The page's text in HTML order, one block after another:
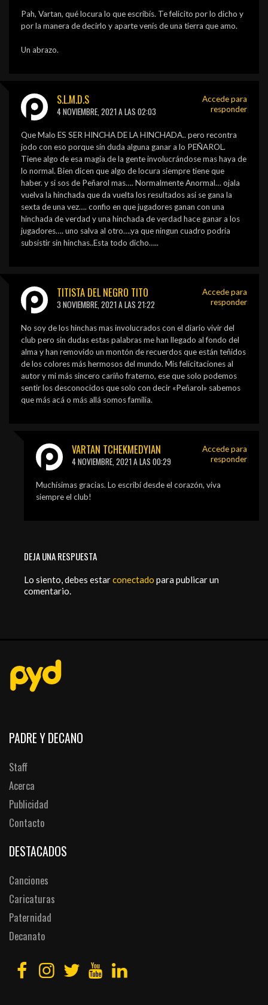
Pah, Vartan, qué locura lo que escribís. Te felicito por lo dicho y
por la manera de decirlo y aparte venís de una tierra que amo.
Un abrazo.
S.L.M.D.S
4 NOVIEMBRE, 2021 A LAS 02:03
Que Malo ES SER HINCHA DE LA HINCHADA.. pero recontra
jodo con eso porque sin duda alguna ganar a lo PEÑAROL.
Tiene algo de esa magia de la gente involucrándose mas haya de
lo normal. Bien dicen que algo de locura siempre tiene que
haber. y si sos de Peñarol mas…. Normalmente Anormal… ojala
vuelva la hinchada que da vuelta los resultados asi se gana la
sexta de una vez…. confio en que jugadores ganan con una
hinchada de verdad y una hinchada de verdad hace ganar a los
jugadores…. uno salva al otro….ya que ningun cuadro podria
subsistir sin hinchas..Esta todo dicho…..
Accede para
responder
TITISTA DEL NEGRO TITO
3 NOVIEMBRE, 2021 A LAS 21:22
No soy de los hinchas mas involucrados con el diario vivir del
club pero sin dudas estas palabras me han llegado al fondo del
alma y han removido un montón de recuerdos que están teñidos
de los colores más hermosos del mundo. Mis felicitaciones al
autor y mi más sincero cariño fraterno, ese que solo podemos
sentir los desconocidos que solo con decir «Peñarol» sabemos
que más acá o más allá somos familia.
Accede para
responder
VARTAN TCHEKMEDYIAN
4 NOVIEMBRE, 2021 A LAS 00:29
Muchísimas gracias. Lo escribí desde el corazón, viva
siempre el club!
Accede para
responder
DEJA UNA RESPUESTA
Lo siento, debes estarconectado para publicar un
comentario.
PADRE Y DECANO
Staff
Acerca
Publicidad
Contacto
DESTACADOS
Canciones
Caricaturas
Paternidad
Decanato